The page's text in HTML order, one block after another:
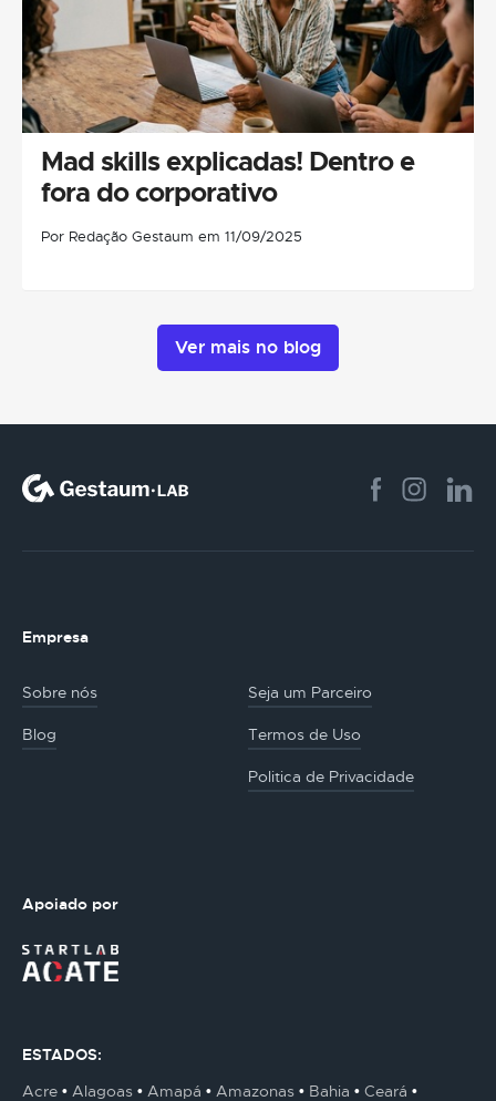
Mad skills explicadas! Dentro e
fora do corporativo
Por Redação Gestaum em 11/09/2025
Ver mais no blog
Empresa
Sobre nós Seja um Parceiro
Blog Termos de Uso
Politica de Privacidade
Apoiado por
ESTADOS:
Acre
Alagoas Amapá Amazonas Bahia Ceará